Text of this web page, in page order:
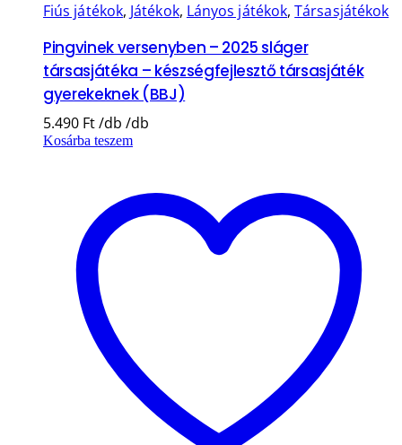
Fiús játékok, Játékok, Lányos játékok,Társasjátékok
Pingvinek versenyben – 2025 sláger
társasjátéka – készségfejlesztő társasjáték
gyerekeknek (BBJ)
5.490 Ft
Kosárba teszem